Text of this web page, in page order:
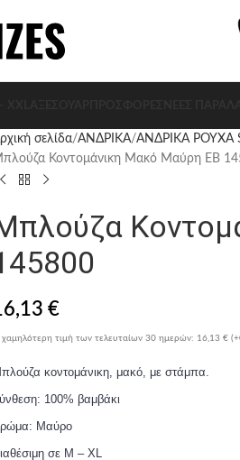
σελίδα ΑΝΔΡΙΚΑ ΑΝΔΡΙΚΑ ΡΟΥΧΑ
Κοντομάνικη Μακό Μαύρη EB
€
χαμηλότερη τιμή των τελευταίων 30 ημερών: 16,13 €
κοντομάνικη, μακό, με στάμπα.
100% βαμβάκι
Μαύρο
σε M – XL